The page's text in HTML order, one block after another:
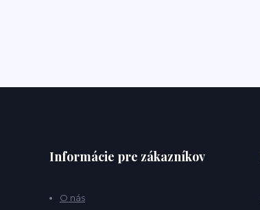
Informácie pre zákazníkov
O nás